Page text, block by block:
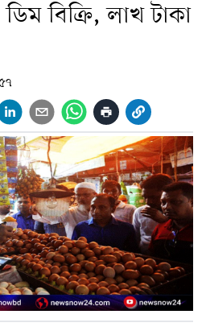
বিক্রি, লাখ টাকা